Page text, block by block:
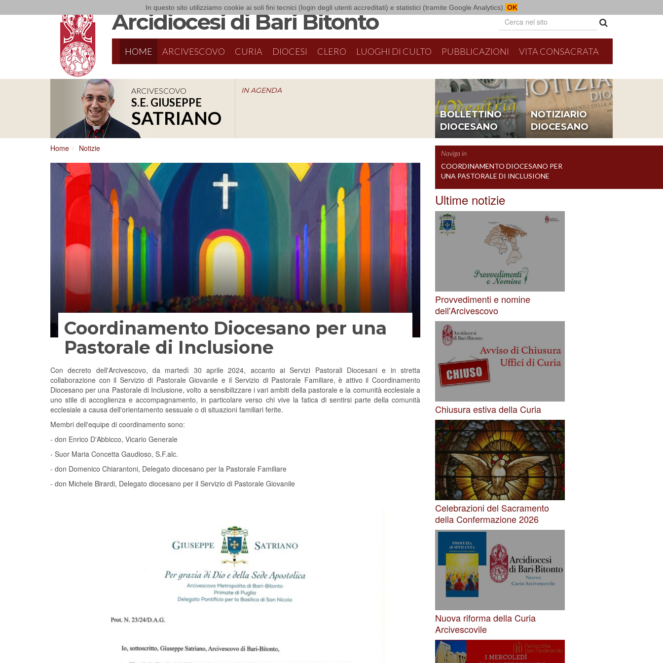
In questo sito utilizziamo cookie ai soli fini tecnici (login degli utenti accreditati) e statistici (tramite Google Analytics). OK
Arcidiocesi di Bari Bitonto
HOME ARCIVESCOVO CURIA DIOCESI CLERO LUOGHI DI CULTO PUBBLICAZIONI VITA CONSACRATA
ARCIVESCOVO
S.E. GIUSEPPE
SATRIANO
IN AGENDA
BOLLETTINO
DIOCESANO
NOTIZIARIO
DIOCESANO
Home Notizie
Coordinamento Diocesano per una
Pastorale di Inclusione
Con decreto dell'Arcivescovo, da martedì 30 aprile 2024, accanto ai Servizi Pastorali Diocesani e in stretta
collaborazione con il Servizio di Pastorale Giovanile e il Servizio di Pastorale Familiare, è attivo il Coordinamento
Diocesano per una Pastorale di Inclusione, volto a sensibilizzare i vari ambiti della pastorale e la comunità ecclesiale a
uno stile di accoglienza e accompagnamento, in particolare verso chi vive la fatica di sentirsi parte della comunità
ecclesiale a causa dell'orientamento sessuale o di situazioni familiari ferite.
Membri dell'equipe di coordinamento sono:
- don Enrico D'Abbicco, Vicario Generale
- Suor Maria Concetta Gaudioso, S.F.alc.
- don Domenico Chiarantoni, Delegato diocesano per la Pastorale Familiare
- don Michele Birardi, Delegato diocesano per il Servizio di Pastorale Giovanile
Naviga in
COORDINAMENTO DIOCESANO PER
UNA PASTORALE DI INCLUSIONE
Ultime notizie
Provvedimenti e nomine
dell'Arcivescovo
Chiusura estiva della Curia
Celebrazioni del Sacramento
della Confermazione 2026
Nuova riforma della Curia
Arcivescovile